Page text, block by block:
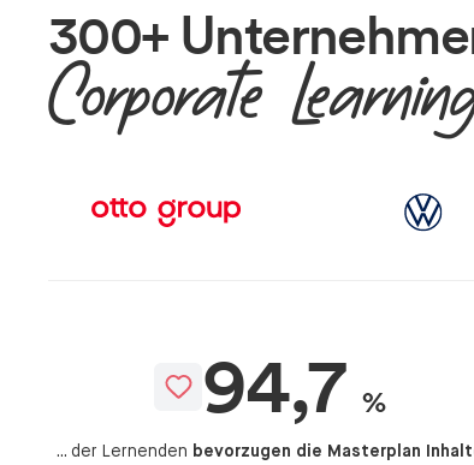
300+
Corporate
94,7 %
... der Lernenden bevorzugen die Masterplan